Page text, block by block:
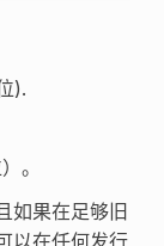
).
。
如果在足够旧
以在任何发行